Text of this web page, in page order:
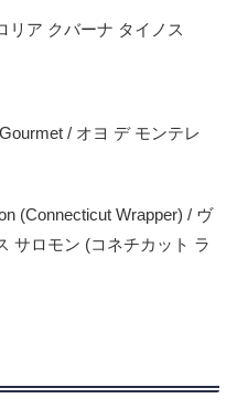
リア クバーナ タイノス
/ オヨ デ モンテレ
(Connecticut Wrapper) / ヴ
サロモン (コネチカット ラ